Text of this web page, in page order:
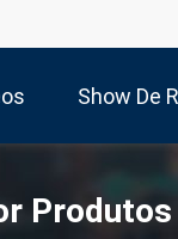
Show De
Produtos